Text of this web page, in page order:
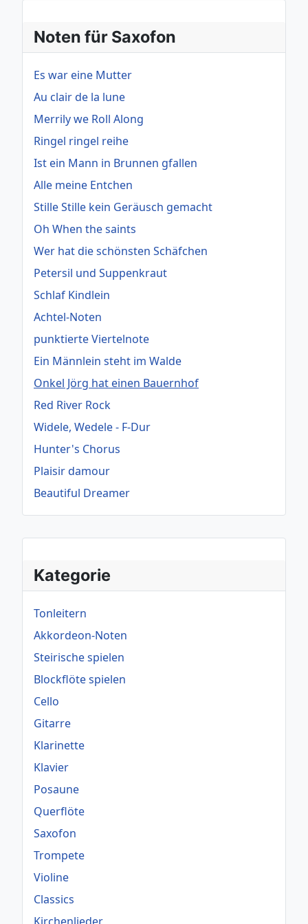
Kategorie
Tonleitern
Akkordeon-Noten
Steirische spielen
Blockflöte spielen
Cello
Gitarre
Klarinette
Klavier
Posaune
Querflöte
Saxofon
Trompete
Violine
Classics
Noten für Saxofon
Es war eine Mutter
Au clair de la lune
Merrily we Roll Along
Ringel ringel reihe
Ist ein Mann in Brunnen gfallen
Alle meine Entchen
Stille Stille kein Geräusch gemacht
Oh When the saints
Wer hat die schönsten Schäfchen
Petersil und Suppenkraut
Schlaf Kindlein
Achtel-Noten
punktierte Viertelnote
Ein Männlein steht im Walde
Onkel Jörg hat einen Bauernhof
Red River Rock
Widele, Wedele - F-Dur
Hunter's Chorus
Plaisir damour
Beautiful Dreamer